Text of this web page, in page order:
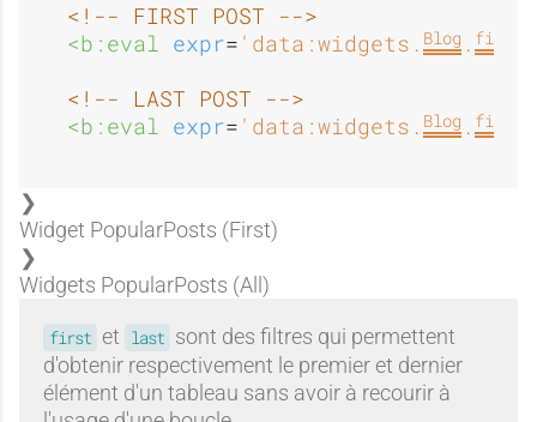
<!-- FIRST POST -->
<b:eval expr= 'data:widgets. Blog . first
<!-- LAST POST -->
<b:eval expr= 'data:widgets. Blog . first
Widget PopularPosts (First)
Widgets PopularPosts (All)
first et last sont des filtres qui permettent
d'obtenir respectivement le premier et dernier
élément d'un tableau sans avoir à recourir à